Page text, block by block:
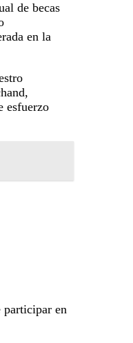
de becas
en la
esfuerzo
participar en